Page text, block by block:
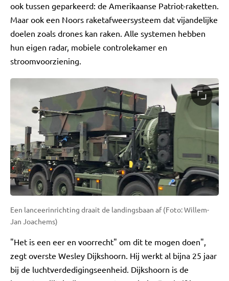
ook tussen geparkeerd: de Amerikaanse Patriot-raketten.
Maar ook een Noors raketafweersysteem dat vijandelijke
doelen zoals drones kan raken. Alle systemen hebben
hun eigen radar, mobiele controlekamer en
stroomvoorziening.
Een lanceerinrichting draait de landingsbaan af (Foto: Willem-
Jan Joachems)
"Het is een eer en voorrecht" om dit te mogen doen",
zegt overste Wesley Dijkshoorn. Hij werkt al bijna 25 jaar
bij de luchtverdedigingseenheid. Dijkshoorn is de